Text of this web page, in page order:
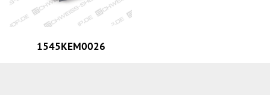
1545KEM0026